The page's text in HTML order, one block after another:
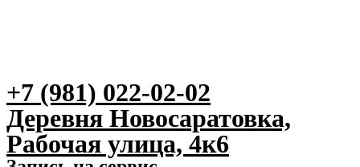
+7 (981) 022-02-02
Деревня Новосаратовка,
Рабочая улица, 4к6